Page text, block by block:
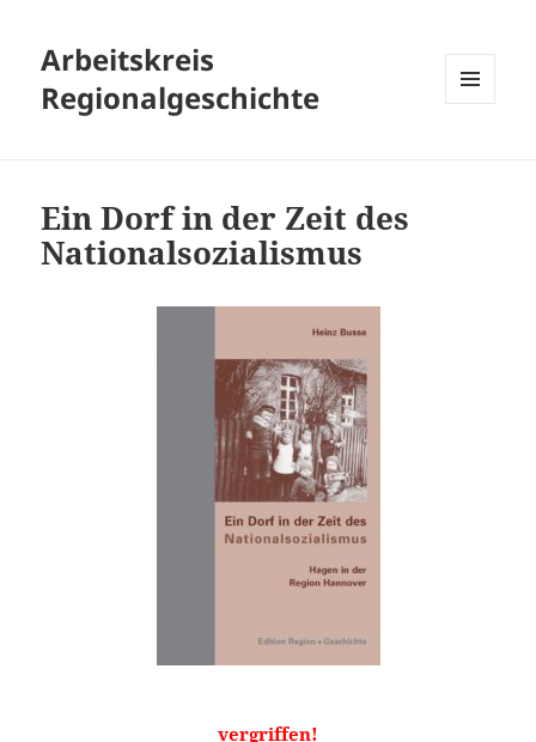
Arbeitskreis
Regionalgeschichte
Ein Dorf in der Zeit des
Nationalsozialismus
vergriffen!